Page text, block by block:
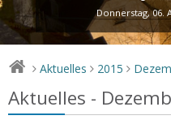
Donnerstag, 06.
> Aktuelles > 2015 >
Aktuelles -